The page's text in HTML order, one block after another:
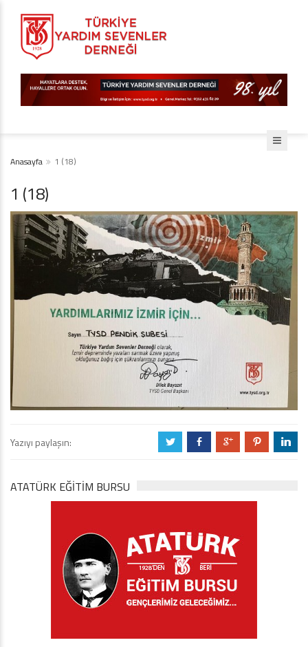
Anasayfa 1 (18)
1 (18)
Yazıyı paylaşın: a b c d j
ATATÜRK EĞITIM BURSU